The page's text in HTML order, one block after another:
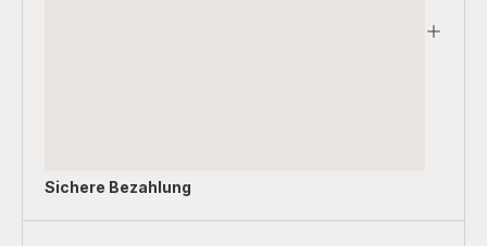
Sichere Bezahlung